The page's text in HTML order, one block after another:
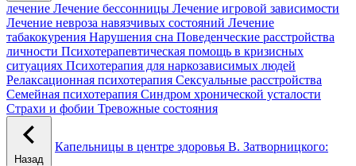
лечение Лечение бессонницы Лечение игровой зависимости
Лечение невроза навязчивых состояний Лечение
табакокурения Нарушения сна Поведенческие расстройства
личности Психотерапевтическая помощь в кризисных
ситуациях Психотерапия для наркозависимых людей
Релаксационная психотерапия Сексуальные расстройства
Семейная психотерапия Синдром хронической усталости
Страхи и фобии Тревожные состояния
Назад
Капельницы в центре здоровья В. Затворницкого: